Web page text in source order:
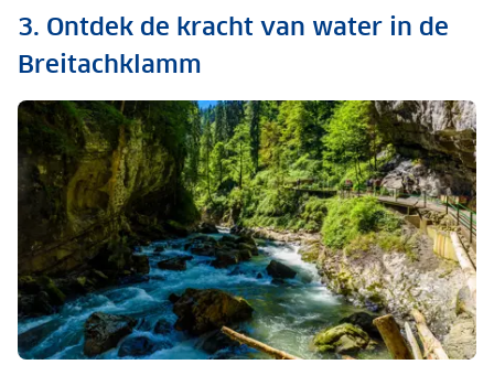
3. Ontdek de kracht van water in de
Breitachklamm